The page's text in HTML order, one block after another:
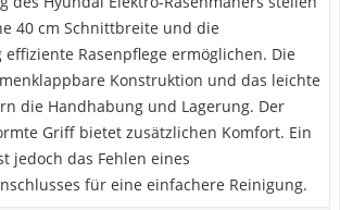
40 cm Schnittbreite und die
Rasenpflege ermöglichen. Die
Konstruktion und das leichte
die Handhabung und Lagerung. Der
Griff bietet zusätzlichen Komfort. Ein
jedoch das Fehlen eines
für eine einfachere Reinigung.